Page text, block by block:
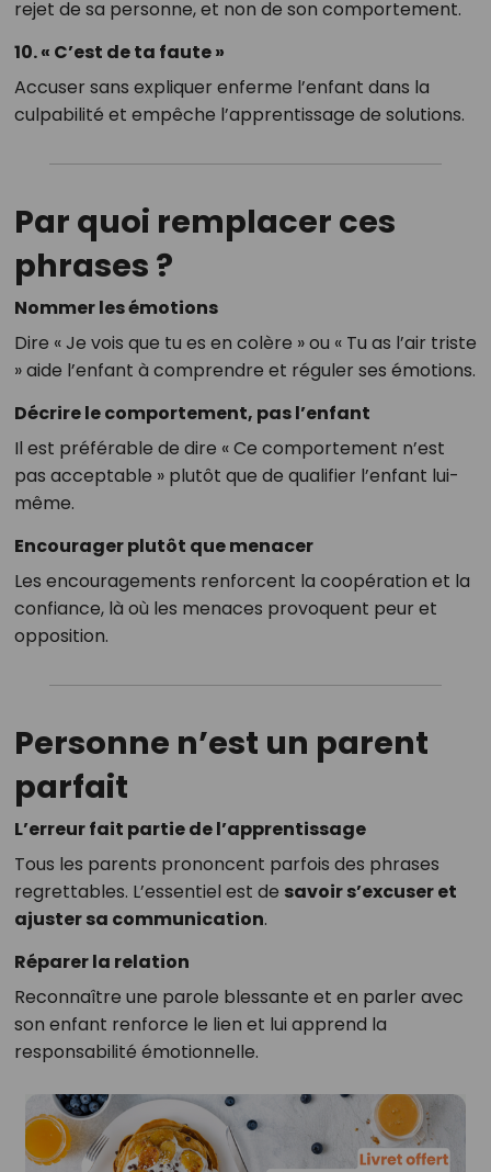
rejet de sa personne, et non de son comportement.
10. « C’est de ta faute »
Accuser sans expliquer enferme l’enfant dans la
culpabilité et empêche l’apprentissage de solutions.
Par quoi remplacer ces
phrases ?
Nommer les émotions
Dire « Je vois que tu es en colère » ou « Tu as l’air triste
» aide l’enfant à comprendre et réguler ses émotions.
Décrire le comportement, pas l’enfant
Il est préférable de dire « Ce comportement n’est
pas acceptable » plutôt que de qualifier l’enfant lui-
même.
Encourager plutôt que menacer
Les encouragements renforcent la coopération et la
confiance, là où les menaces provoquent peur et
opposition.
Personne n’est un parent
parfait
L’erreur fait partie de l’apprentissage
Tous les parents prononcent parfois des phrases
regrettables. L’essentiel est de savoir s’excuser et
ajuster sa communication.
Réparer la relation
Reconnaître une parole blessante et en parler avec
son enfant renforce le lien et lui apprend la
responsabilité émotionnelle.